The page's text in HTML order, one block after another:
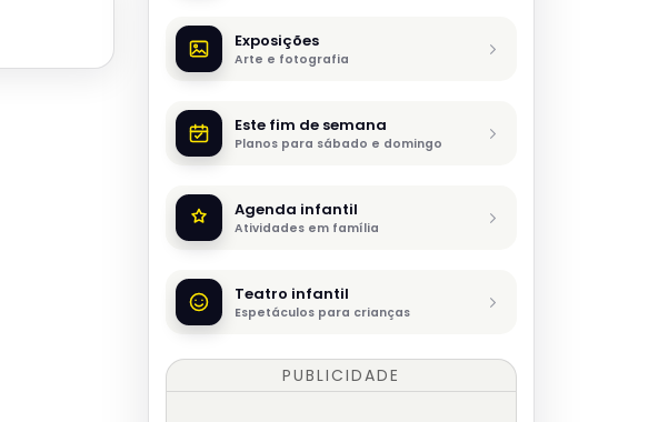
Exposições
Arte e fotografia
Este fim de semana
Planos para sábado e domingo
Agenda infantil
Atividades em família
Teatro infantil
Espetáculos para crianças
PUBLICIDADE